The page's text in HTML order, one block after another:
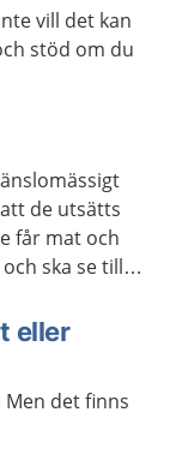
vill det kan
stöd om du
de utsätts
får mat och
ska se till
eller
det finns